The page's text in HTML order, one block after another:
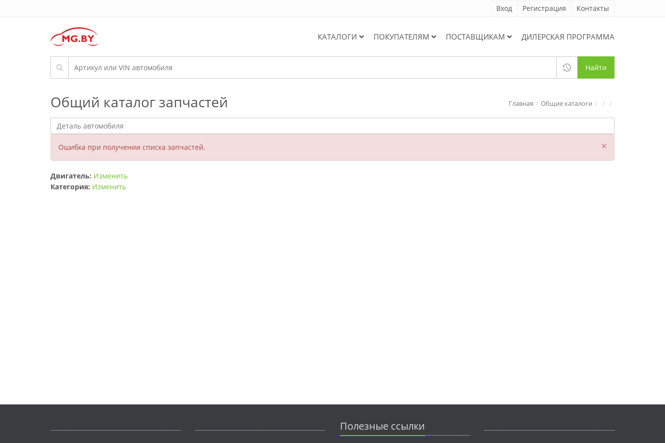
Вход Регистрация Контакты
КАТАЛОГИ ПОКУПАТЕЛЯМ ПОСТАВЩИКАМ ДИЛЕРСКАЯ ПРОГРАММА
Найти
Общий каталог запчастей Главная Общие каталоги
Ошибка при получении списка запчастей. ×
Двигатель: Изменить
Категория: Изменить
Полезные ссылки